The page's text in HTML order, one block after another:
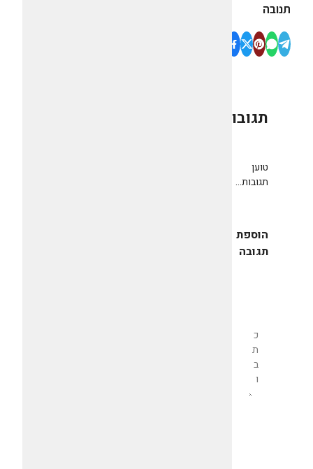
תנובה
תגובות
טוען
תגובות...
הוספת
תגובה